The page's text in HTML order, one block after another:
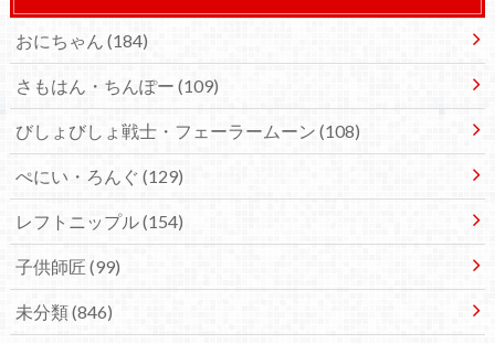
おにちゃん (184)
さもはん・ちんぽー (109)
びしょびしょ戦士・フェーラームーン (108)
ぺにい・ろんぐ (129)
レフトニップル(154)
子供師匠 (99)
未分類(846)